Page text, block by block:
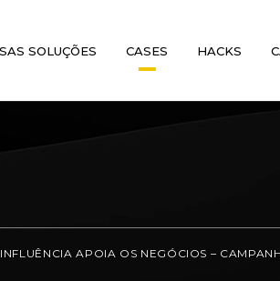
SOLUÇÕES CASES HACKS
APOIA OS NEGÓCIOS –